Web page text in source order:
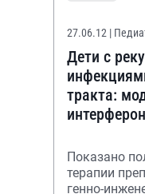
27.06.12 |
Дети с
тракта:
Показано
терапии
генно-